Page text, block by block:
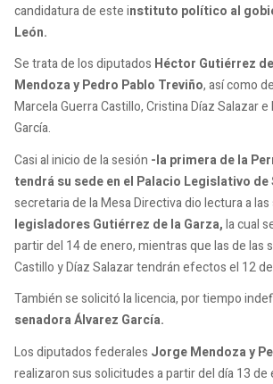
candidatura de este instituto político al
León.
Se trata de los diputados Héctor Gutiérrez
Mendoza y Pedro Pablo Treviño, así como
Marcela Guerra Castillo, Cristina Díaz Salazar
García.
Casi al inicio de la sesión -la primera de la
tendrá su sede en el Palacio Legislativo de
secretaria de la Mesa Directiva dio lectura a
legisladores Gutiérrez de la Garza,la cual
partir del 14 de enero, mientras que las de las
Castillo y Díaz Salazar tendrán efectos el 12
También se solicitó la licencia, por tiempo
senadora Álvarez García.
Los diputados federales Jorge Mendoza y
realizaron sus solicitudes a partir del día 13 de